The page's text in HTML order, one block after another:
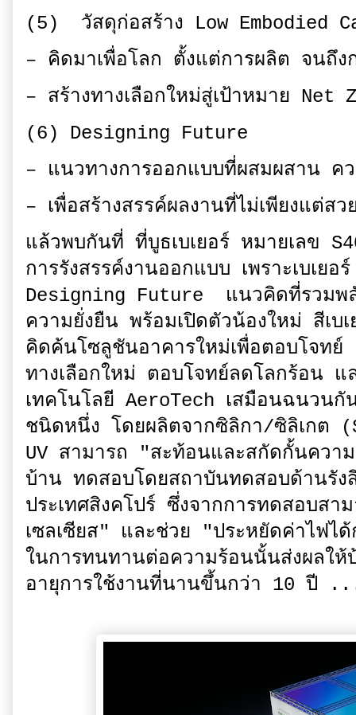
(5) วัสดุก่อสร้าง Low Embodied
– คิดมาเพื่อโลก ตั้งแต่การผลิต จนถึง
– สร้างทางเลือกใหม่สู่เป้าหมาย Net
(6) Designing Future
– แนวทางการออกแบบที่ผสมผสาน ค
– เพื่อสร้างสรรค์ผลงานที่ไม่เพียงแต่ส
แล้วพบกันที่ ที่บูธเบเยอร์ หมายเลข
การรังสรรค์งานออกแบบ เพราะเบเ
Designing Future แนวคิดที่รวมพ
ความยั่งยืน พร้อมเปิดตัวน้องใหม่ สีเ
คิดค้นโซลูชันอาคารใหม่เพื่อตอบโจท
ทางเลือกใหม่ ตอบโจทย์ลดโลกร้อน
เทคโนโลยี AeroTech เสมือนฉนวน
ชนิดหนึ่ง โดยผลิตจากซิลิกา/ซิลิเ
UV สามารถ "สะท้อนและสกัดกั้นควา
บ้าน ทดสอบโดยสถาบันทดสอบด้านรั
ประเทศสิงคโปร์ ซึ่งจากการทดสอบ
เซลเซียส" และช่วย "ประหยัดค่าไฟไ
ในการทนทานต่อความร้อนนั้นส่งผลให้
อายุการใช้งานที่นานขึ้นกว่า 10 ปี